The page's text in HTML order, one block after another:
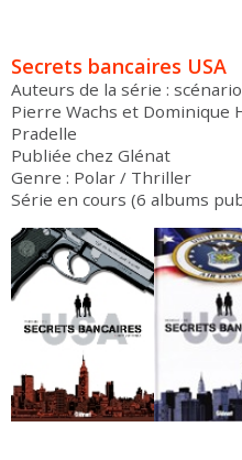
Secrets bancaires USA
Auteurs de la série :
Pierre Wachs et Dominique
Pradelle
Publiée chez Glénat
Genre : Polar / Thriller
Série en cours (6 albums